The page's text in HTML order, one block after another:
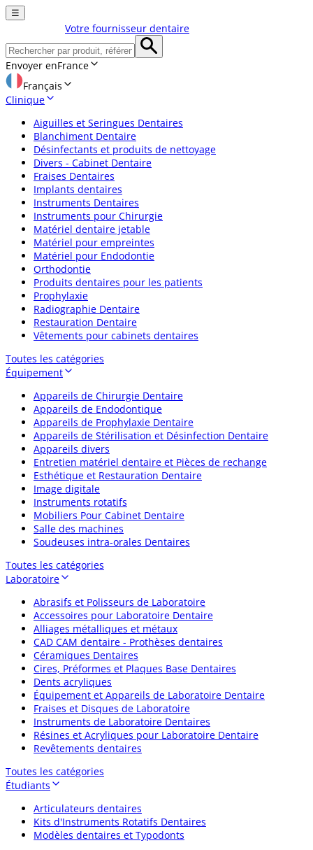
☰
Votre fournisseur dentaire
Envoyer enFrance
Français
Clinique
Aiguilles et Seringues Dentaires
Blanchiment Dentaire
Désinfectants et produits de nettoyage
Divers - Cabinet Dentaire
Fraises Dentaires
Implants dentaires
Instruments Dentaires
Instruments pour Chirurgie
Matériel dentaire jetable
Matériel pour empreintes
Matériel pour Endodontie
Orthodontie
Produits dentaires pour les patients
Prophylaxie
Radiographie Dentaire
Restauration Dentaire
Vêtements pour cabinets dentaires
Toutes les catégories
Équipement
Appareils de Chirurgie Dentaire
Appareils de Endodontique
Appareils de Prophylaxie Dentaire
Appareils de Stérilisation et Désinfection Dentaire
Appareils divers
Entretien matériel dentaire et Pièces de rechange
Esthétique et Restauration Dentaire
Image digitale
Instruments rotatifs
Mobiliers Pour Cabinet Dentaire
Salle des machines
Soudeuses intra-orales Dentaires
Toutes les catégories
Laboratoire
Abrasifs et Polisseurs de Laboratoire
Accessoires pour Laboratoire Dentaire
Alliages métalliques et métaux
CAD CAM dentaire - Prothèses dentaires
Céramiques Dentaires
Cires, Préformes et Plaques Base Dentaires
Dents acryliques
Équipement et Appareils de Laboratoire Dentaire
Fraises et Disques de Laboratoire
Instruments de Laboratoire Dentaires
Résines et Acryliques pour Laboratoire Dentaire
Revêtements dentaires
Toutes les catégories
Étudiants
Articulateurs dentaires
Kits d'Instruments Rotatifs Dentaires
Modèles dentaires et Typodonts